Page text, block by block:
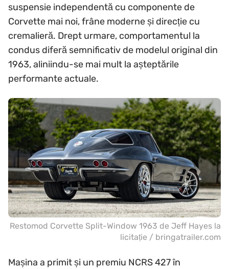
suspensie independentă cu componente de
Corvette mai noi, frâne moderne și direcție cu
cremalieră. Drept urmare, comportamentul la
condus diferă semnificativ de modelul original din
1963, aliniindu-se mai mult la așteptările
performante actuale.
Restomod Corvette Split-Window 1963 de Jeff Hayes la
licitație / bringatrailer.com
Mașina a primit și un premiu NCRS 427 în